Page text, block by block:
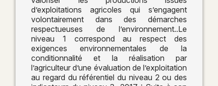
d’exploitations agricoles qui s’engagent
volontairement dans des démarches
respectueuses de l’environnement..Le
niveau 1 correspond au respect des
exigences environnementales de la
conditionnalité et la réalisation par
l’agriculteur d’une évaluation de l’exploitation
au regard du référentiel du niveau 2 ou des